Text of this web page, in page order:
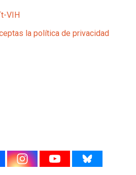
VIH
la política de privacidad